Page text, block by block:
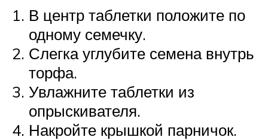
В центр таблетки положите по
одному семечку.
Слегка углубите семена внутрь
торфа.
Увлажните таблетки из
опрыскивателя.
Накройте крышкой парничок.